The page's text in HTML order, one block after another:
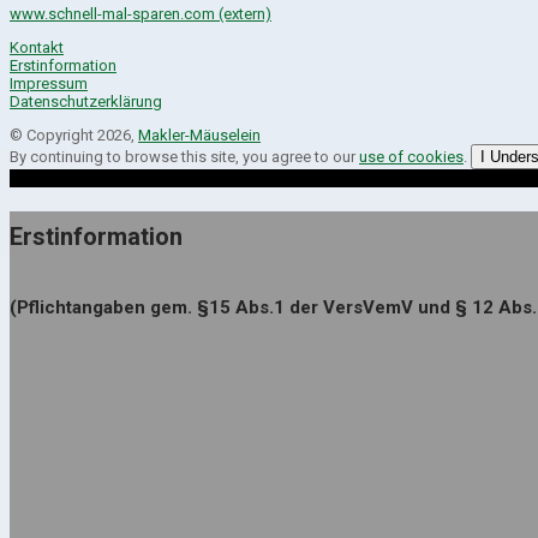
www.schnell-mal-sparen.com (extern)
Kontakt
Erstinformation
Impressum
Datenschutzerklärung
© Copyright 2026, Makler-Mäuselein
By continuing to browse this site, you agree to our use of cookies I
Erstinformation
(Pflichtangaben gem. §15 Abs.1 der VersVemV und § 12